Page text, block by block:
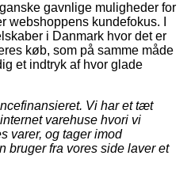
gavnlige muligheder for
kundefokus. I
i Danmark hvor det er
køb, som på samme måde
et indtryk af hvor glade
Vi har et tæt
varehuse hvori vi
varer, og tager imod
bruger fra vores side laver et